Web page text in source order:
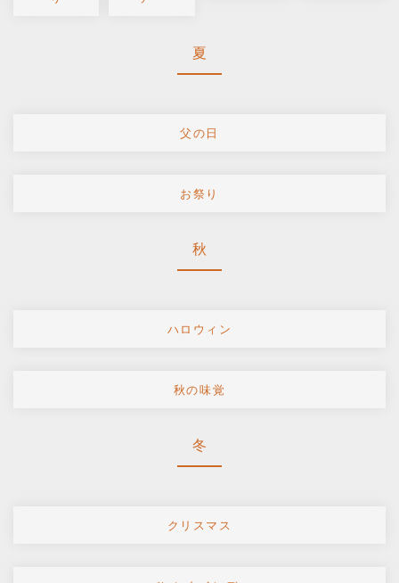
夏
父の日
お祭り
秋
ハロウィン
秋の味覚
冬
クリスマス